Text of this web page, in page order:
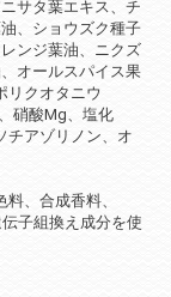
サタ葉エキス、チ
、ショウズク種子
ンジ葉油、ニクズ
オールスパイス果
リクオタニウ
硝酸Mg、塩化
チアゾリノン、オ
、合成香料、
子組換え成分を使